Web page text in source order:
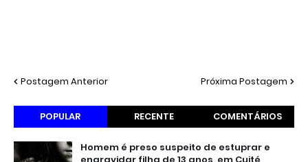
Postagem Anterior Próxima Postagem
POPULAR RECENTE COMENTÁRIOS
Homem é preso suspeito de estuprar e